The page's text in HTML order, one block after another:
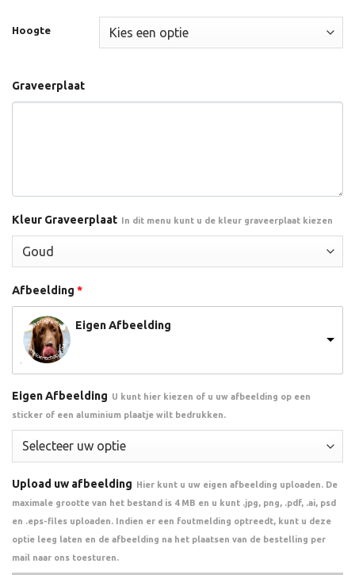
Hoogte
Graveerplaat
Kleur Graveerplaat In dit menu kunt u de kleur graveerplaat kiezen
Afbeelding *
Eigen Afbeelding
Eigen Afbeelding U kunt hier kiezen of u uw afbeelding op een
sticker of een aluminium plaatje wilt bedrukken.
Upload uw afbeelding Hier kunt u uw eigen afbeelding uploaden. De
maximale grootte van het bestand is 4 MB en u kunt .jpg, png, .pdf, .ai, psd
en .eps-files uploaden. Indien er een foutmelding optreedt, kunt u deze
optie leeg laten en de afbeelding na het plaatsen van de bestelling per
mail naar ons toesturen.